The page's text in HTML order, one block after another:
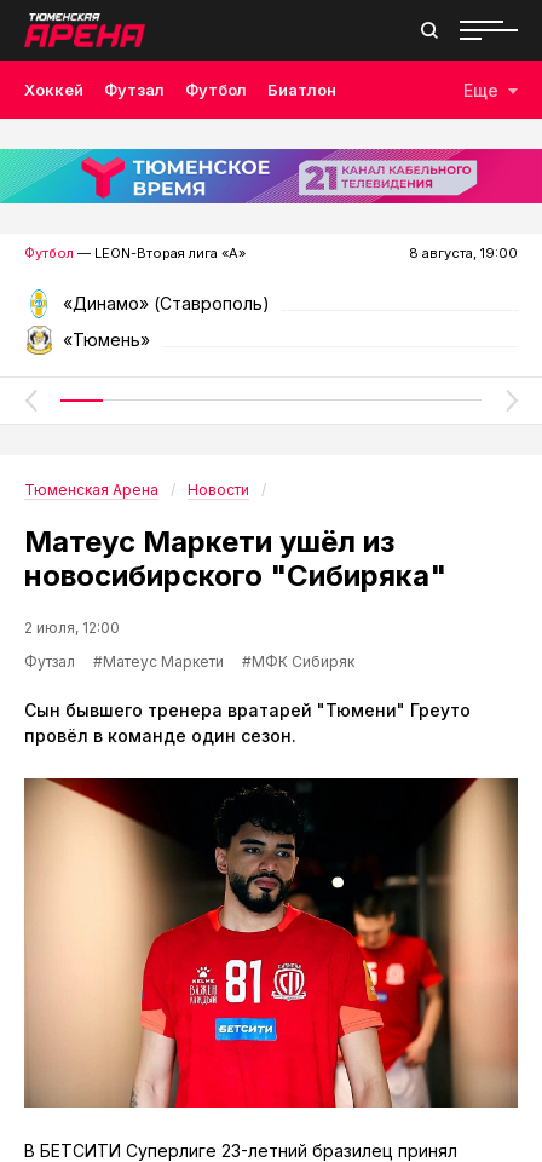
Хоккей Футзал Футбол Биатлон
Лыжные гонки Волейбол Плавание Дзюдо
Скалолазание Велоспорт Бокс
Еще
Футбол — LEON-Вторая лига «А» 8 августа, 19:00
«Динамо» (Ставрополь)
«Тюмень»
Тюменская Арена Новости
Матеус Маркети ушёл из
новосибирского "Сибиряка"
2 июля, 12:00
Футзал
#Матеус Маркети #МФК Сибиряк
Сын бывшего тренера вратарей "Тюмени" Греуто
провёл в команде один сезон.
В БЕТСИТИ Суперлиге 23-летний бразилец принял